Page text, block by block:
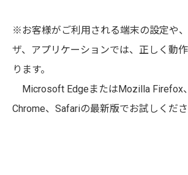
※お客様がご利用される端末の設定や
ザ、アプリケーションでは、正しく動
ります。
Microsoft EdgeまたはMozilla Firefox
Chrome、Safariの最新版でお試しくださ